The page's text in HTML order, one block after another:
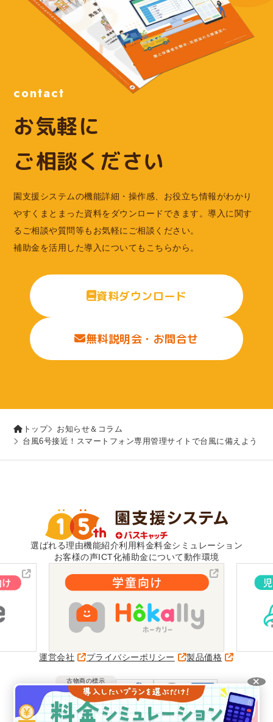
contact
お気軽に
ご相談ください
園支援システムの機能詳細・操作感、お役立ち情報がわかり
やすくまとまった資料をダウンロードできます。導入に関す
るご相談や質問等もお気軽にご相談ください。
補助金を活用した導入についてもこちらから。
資料ダウンロード
無料説明会・お問合せ
トップ
お知らせ＆コラム
台風6号接近！スマートフォン専用管理サイトで台風に備えよう
選ばれる理由機能紹介利用料金料金シミュレーション
お客様の声ICT化補助金について動作環境
運営会社 プライバシーポリシー 製品価格
古物商の標示
愛知県公安委員会
第541162315500号
VISH株式会社